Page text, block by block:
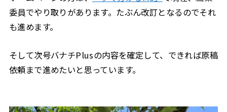
委員でやり取りがあります。たぶん改訂となるのでそれ
も進めます。
そして次号バナチPlusの内容を確定して、できれば原稿
依頼まで進めたいと思っています。